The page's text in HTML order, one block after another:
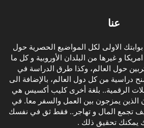
عنا
الاولى لكل المواضيع الحصرية حول
و غيرها من البلدان الأوروبية و كل ما
حول العالم، وكذا طرق الدراسة في
دراسية من كل دول العالم، بالإضافة الى
الرقمية.. بلغة أخرى كليب أكسيس هي
الذين يمزجون بين العمل والسفر معا. في
تجمع المال و تهاجر.. فقط ثق في نفسك
يمكنك تحقيق ذلك .